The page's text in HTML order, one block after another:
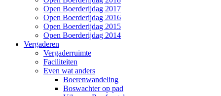
Open Boerderijdag 2017
Open Boerderijdag 2016
Open Boerderijdag 2015
Open Boerderijdag 2014
Vergaderen
Vergaderruimte
Faciliteiten
Even wat anders
Boerenwandeling
Boswachter op pad